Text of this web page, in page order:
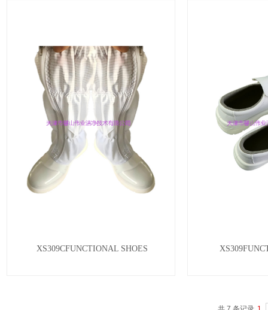
XS309CFUNCTIONAL SHOES